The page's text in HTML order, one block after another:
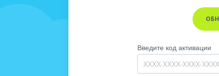
Введите код активации